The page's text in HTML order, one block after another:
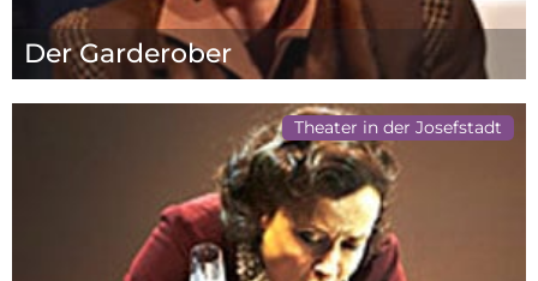
Der Garderober
Theater in der Josefstadt